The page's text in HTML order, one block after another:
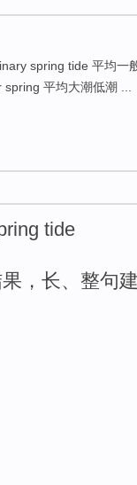
spring tide 平均一
平均大潮低潮 ...
tide
，长、整句